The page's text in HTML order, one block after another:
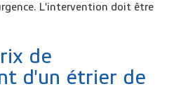
L'intervention doit être
de
d'un étrier de